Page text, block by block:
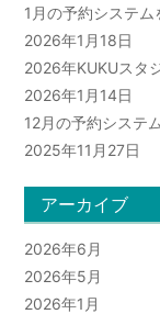
1月の予約システム
2026年1月18日
2026年KUKUスタ
2026年1月14日
12月の予約システ
2025年11月27日
アーカイブ
2026年6月
2026年5月
2026年1月